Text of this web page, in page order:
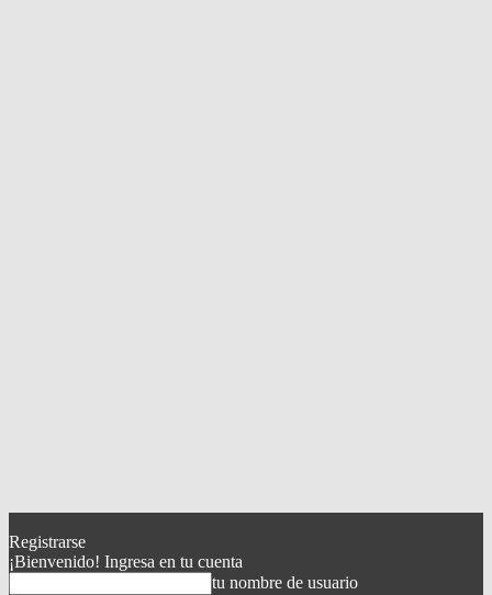
Registrarse
¡Bienvenido! Ingresa en tu cuenta
tu nombre de usuario